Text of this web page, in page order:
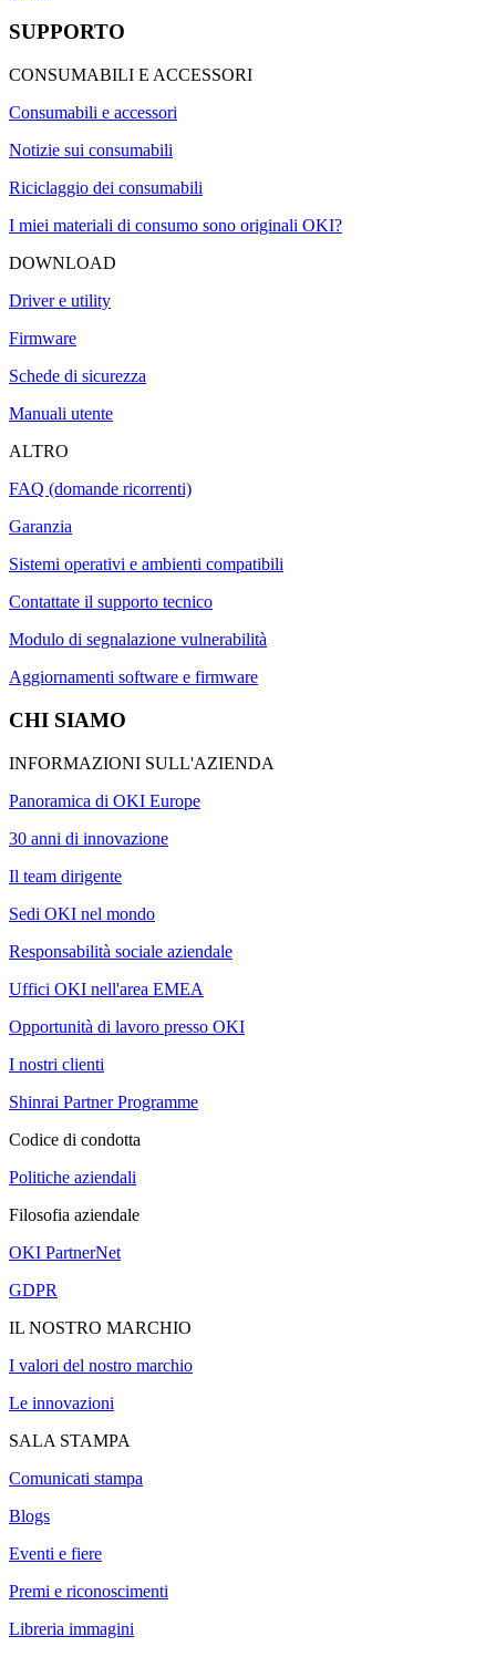
SUPPORTO
CONSUMABILI E ACCESSORI
Consumabili e accessori
Notizie sui consumabili
Riciclaggio dei consumabili
I miei materiali di consumo sono originali OKI?
DOWNLOAD
Driver e utility
Firmware
Schede di sicurezza
Manuali utente
ALTRO
FAQ (domande ricorrenti)
Garanzia
Sistemi operativi e ambienti compatibili
Contattate il supporto tecnico
Modulo di segnalazione vulnerabilità
Aggiornamenti software e firmware
CHI SIAMO
INFORMAZIONI SULL'AZIENDA
Panoramica di OKI Europe
30 anni di innovazione
Il team dirigente
Sedi OKI nel mondo
Responsabilità sociale aziendale
Uffici OKI nell'area EMEA
Opportunità di lavoro presso OKI
I nostri clienti
Shinrai Partner Programme
Codice di condotta
Politiche aziendali
Filosofia aziendale
OKI PartnerNet
GDPR
IL NOSTRO MARCHIO
I valori del nostro marchio
Le innovazioni
SALA STAMPA
Comunicati stampa
Blogs
Eventi e fiere
Premi e riconoscimenti
Libreria immagini